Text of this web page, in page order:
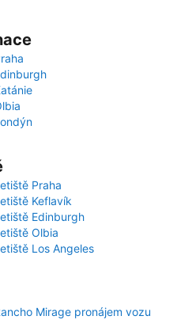
Praha
Keflavík
Edinburgh
Olbia
Los Angeles
Mirage pronájem vozu